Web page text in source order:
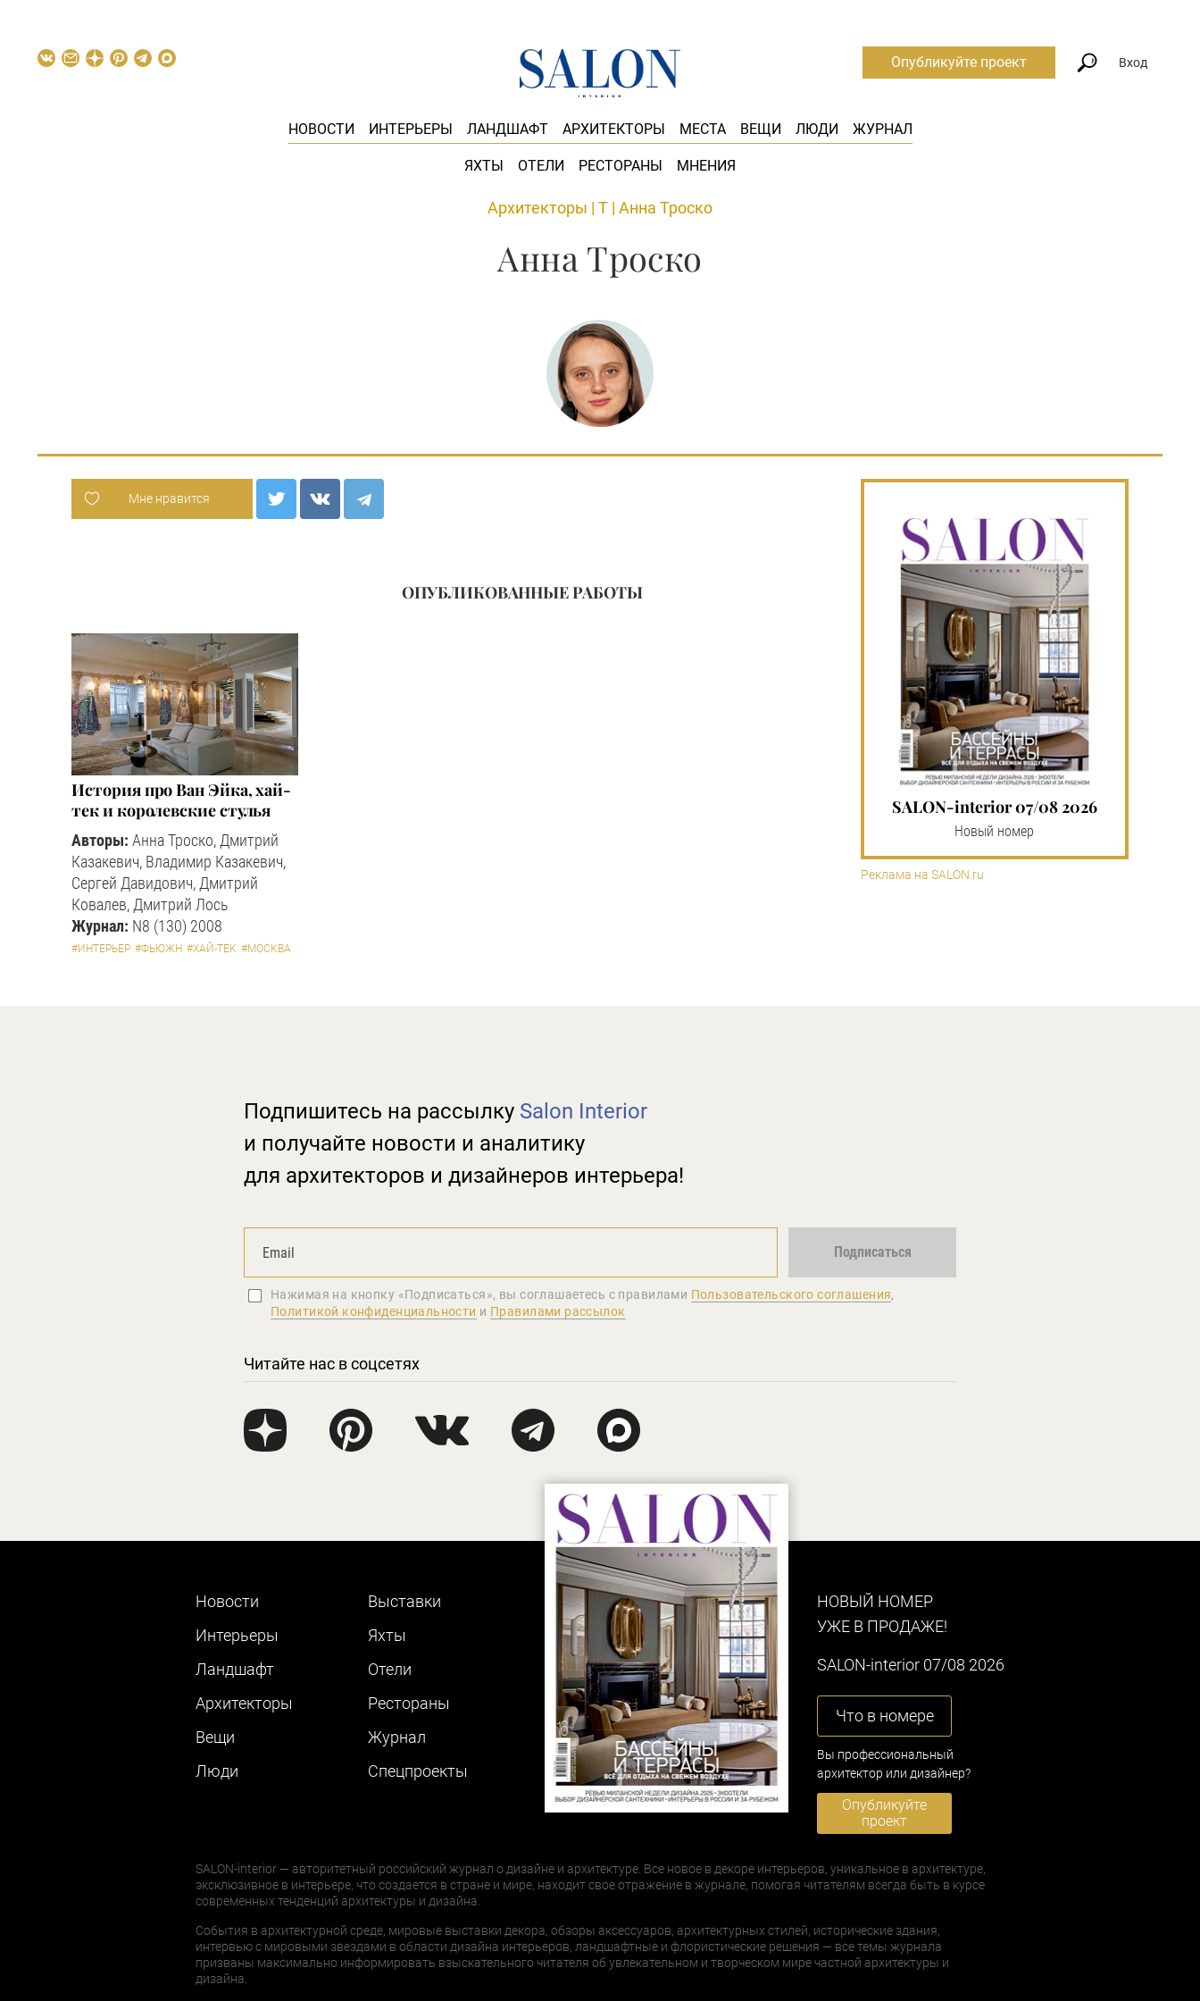
НОВОСТИ ИНТЕРЬЕРЫ ЛАНДШАФТ АРХИТЕКТОРЫ МЕСТА ВЕЩИ ЛЮДИ ЖУРНАЛ
ЯХТЫ ОТЕЛИ РЕСТОРАНЫ МНЕНИЯ
Опубликуйте проект Вход
Архитекторы | Т | Анна Троско
Анна Троско
Мне нравится
ОПУБЛИКОВАННЫЕ РАБОТЫ
История про Ван Эйка, хай-
тек и королевские стулья
Авторы: Анна Троско, Дмитрий
Казакевич, Владимир Казакевич,
Сергей Давидович, Дмитрий
Ковалев, Дмитрий Лось
Журнал: N8 (130) 2008
#ИНТЕРЬЕР #ФЬЮЖН #ХАЙ-ТЕК #МОСКВА
SALON-interior 07/08 2026
Новый номер
Реклама на SALON.ru
Подпишитесь на рассылку Salon Interior
и получайте новости и аналитику
для архитекторов и дизайнеров интерьера!
Подписаться
Нажимая на кнопку «Подписаться», вы соглашаетеcь с правилами Пользовательского соглашения,
Политикой конфиденциальности и Правилами рассылок
Читайте нас в соцсетях
Новости
Интерьеры
Ландшафт
Архитекторы
Вещи
Люди
Выставки
Яхты
Отели
Рестораны
Журнал
Cпецпроекты
НОВЫЙ НОМЕР
УЖЕ В ПРОДАЖЕ!
SALON-interior 07/08 2026
Что в номере
Вы профессиональный
архитектор или дизайнер?
Опубликуйте
проект
SALON-interior — авторитетный российский журнал о дизайне и архитектуре. Все новое в декоре интерьеров, уникальное в архитектуре,
эксклюзивное в интерьере, что создается в стране и мире, находит свое отражение в журнале, помогая читателям всегда быть в курсе
современных тенденций архитектуры и дизайна.
События в архитектурной среде, мировые выставки декора, обзоры аксессуаров, архитектурных стилей, исторические здания,
интервью с мировыми звездами в области дизайна интерьеров, ландшафтные и флористические решения — все темы журнала
призваны максимально информировать взыскательного читателя об увлекательном и творческом мире частной архитектуры и
дизайна.